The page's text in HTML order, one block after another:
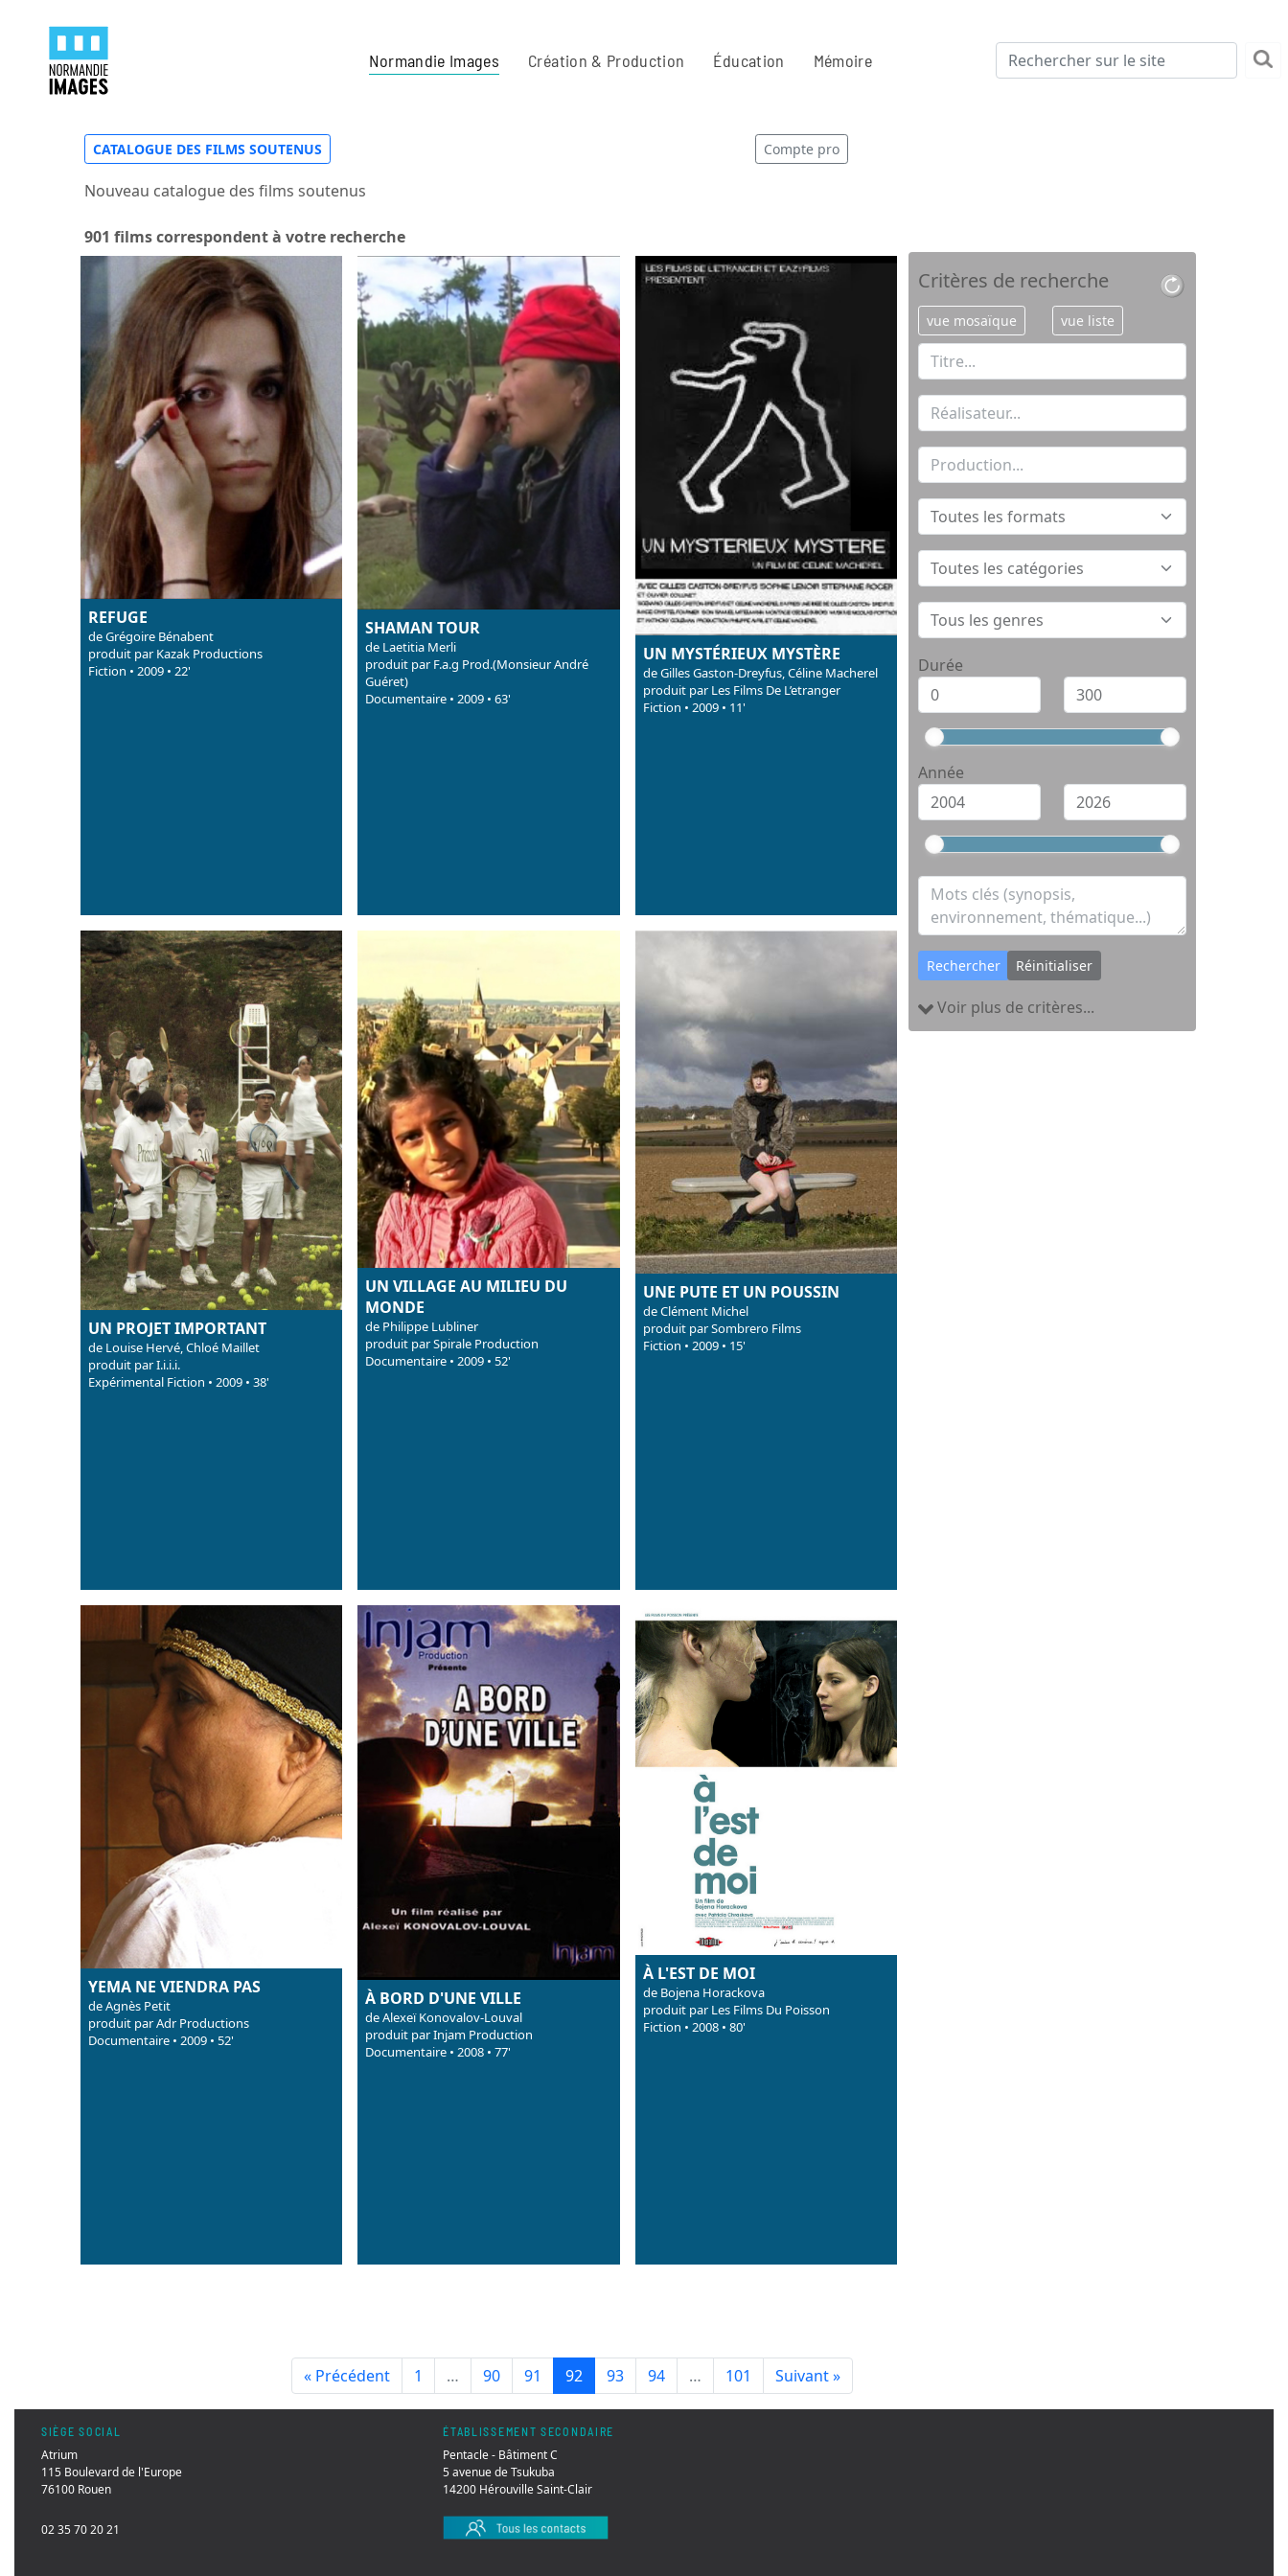
Normandie Images Création & Production Éducation Mémoire
CATALOGUE DES FILMS SOUTENUS Compte pro
Nouveau catalogue des films soutenus
901 films correspondent à votre recherche
REFUGE
de Grégoire Bénabent
produit par Kazak Productions
Fiction • 2009 • 22'
SHAMAN TOUR
de Laetitia Merli
produit par F.a.g Prod.(Monsieur André
Guéret)
Documentaire • 2009 • 63'
UN MYSTÉRIEUX MYSTÈRE
de Gilles Gaston-Dreyfus, Céline Macherel
produit par Les Films De L’etranger
Fiction • 2009 • 11'
UN PROJET IMPORTANT
de Louise Hervé, Chloé Maillet
produit par I.i.i.i.
Expérimental Fiction • 2009 • 38'
UN VILLAGE AU MILIEU DU
MONDE
de Philippe Lubliner
produit par Spirale Production
Documentaire • 2009 • 52'
UNE PUTE ET UN POUSSIN
de Clément Michel
produit par Sombrero Films
Fiction • 2009 • 15'
YEMA NE VIENDRA PAS
de Agnès Petit
produit par Adr Productions
Documentaire • 2009 • 52'
À BORD D'UNE VILLE
de Alexeï Konovalov-Louval
produit par Injam Production
Documentaire • 2008 • 77'
À L'EST DE MOI
de Bojena Horackova
produit par Les Films Du Poisson
Fiction • 2008 • 80'
Critères de recherche
vue mosaïque vue liste
Durée
Année
Rechercher Réinitialiser
Voir plus de critères...
« Précédent 1 … 90 91 92 93 94 … 101 Suivant »
SIÈGE SOCIAL
Atrium
115 Boulevard de l'Europe
76100 Rouen
02 35 70 20 21
ÉTABLISSEMENT SECONDAIRE
Pentacle - Bâtiment C
5 avenue de Tsukuba
14200 Hérouville Saint-Clair